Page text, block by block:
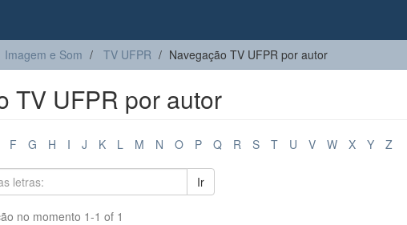
Imagem e Som TV UFPR Navegação TV UFPR por autor
TV UFPR por autor
F G H I J K L M N O P Q R S T U V W X Y Z
Ir
no momento 1-1 of 1